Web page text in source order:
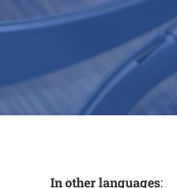
In other languages: